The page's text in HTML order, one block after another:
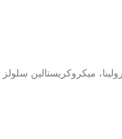
اسپیرولینا، میکروکریستالین سلولز